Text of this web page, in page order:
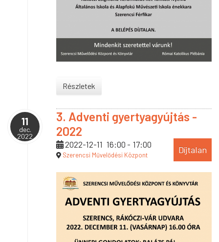
Részletek
11
dec.
2022
3. Adventi gyertyagyújtás -
2022
2022-12-11 16:00 - 17:00
Szerencsi Művelődési Központ Díjtalan